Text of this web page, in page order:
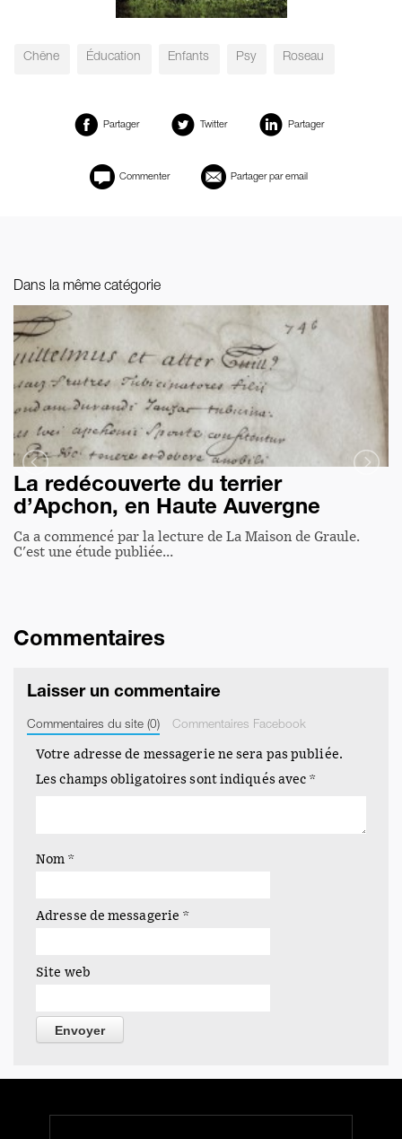
Chêne Éducation Enfants Psy Roseau
Partager Twitter Partager
Commenter Partager par email
Dans la même catégorie
La redécouverte du terrier
d’Apchon, en Haute Auvergne
Ca a commencé par la lecture de La Maison de Graule.
C'est une étude publiée…
C'était un soir sur C8, je suis tombé l'espace de quelques
Commentaires
Laisser un commentaire
Commentaires du site (0) Commentaires Facebook
Votre adresse de messagerie ne sera pas publiée.
Les champs obligatoires sont indiqués avec *
Nom *
Adresse de messagerie *
Site web